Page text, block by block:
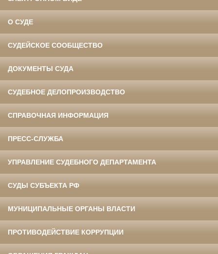
О СУДЕ
СУДЕЙСКОЕ СООБЩЕСТВО
ДОКУМЕНТЫ СУДА
СУДЕБНОЕ ДЕЛОПРОИЗВОДСТВО
СПРАВОЧНАЯ ИНФОРМАЦИЯ
ПРЕСС-СЛУЖБА
УПРАВЛЕНИЕ СУДЕБНОГО ДЕПАРТАМЕНТА
СУДЫ СУБЪЕКТА РФ
МУНИЦИПАЛЬНЫЕ ОРГАНЫ ВЛАСТИ
ПРОТИВОДЕЙСТВИЕ КОРРУПЦИИ